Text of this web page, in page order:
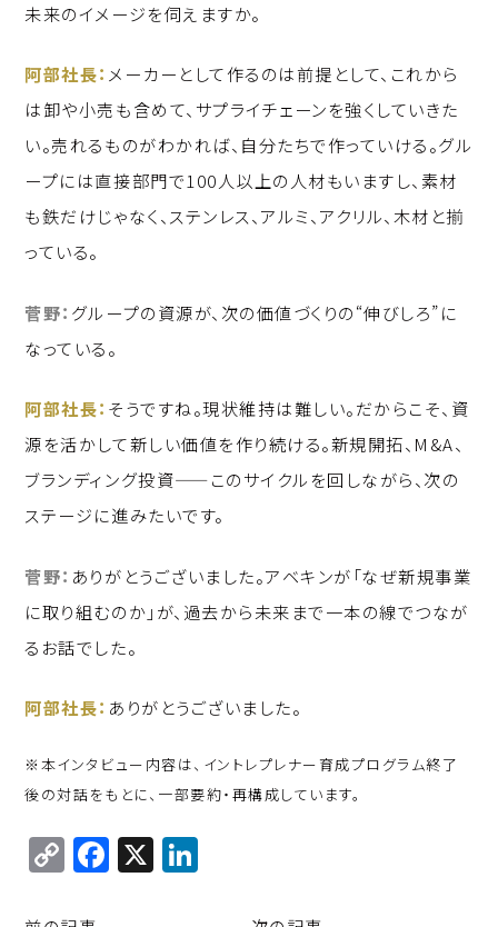
未来のイメージを伺えますか。
阿部社長： メーカーとして作るのは前提として、これから
は卸や小売も含めて、サプライチェーンを強くしていきた
い。売れるものがわかれば、自分たちで作っていける。グル
ープには直接部門で100人以上の人材もいますし、素材
も鉄だけじゃなく、ステンレス、アルミ、アクリル、木材と揃
っている。
菅野： グループの資源が、次の価値づくりの“伸びしろ”に
なっている。
阿部社長： そうですね。現状維持は難しい。だからこそ、資
源を活かして新しい価値を作り続ける。新規開拓、M&A、
ブランディング投資——このサイクルを回しながら、次の
ステージに進みたいです。
菅野： ありがとうございました。アベキンが「なぜ新規事業
に取り組むのか」が、過去から未来まで一本の線でつなが
るお話でした。
阿部社長： ありがとうございました。
※本インタビュー内容は、イントレプレナー育成プログラム終了
後の対話をもとに、一部要約・再構成しています。
C
o
F
a
X